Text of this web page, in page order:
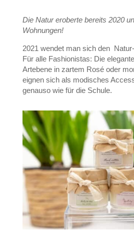
Die Natur eroberte bereits 2020
Wohnungen!
2021 wendet man sich den
Für alle Fashionistas: Die
Artebene in zartem Rosé oder
eignen sich als modisches
genauso wie für die Schule.